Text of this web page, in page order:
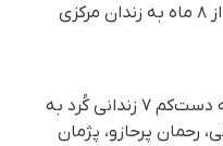
پذیرش اتهامات وارده شده‌ و پس از ۸ ماه به زندان مرکزی
از سویی دیگر، طی یک سال گذشته دست‌کم ۷ زندانی کُرد به
رحمان پرحازو، پژمان